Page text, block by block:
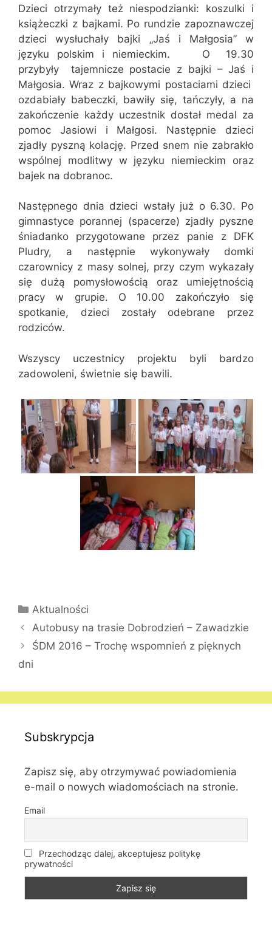
Dzieci otrzymały też niespodzianki: koszulki i
książeczki z bajkami. Po rundzie zapoznawczej
dzieci wysłuchały bajki „Jaś i Małgosia” w
języku polskim i niemieckim. O 19.30
przybyły tajemnicze postacie z bajki – Jaś i
Małgosia. Wraz z bajkowymi postaciami dzieci
ozdabiały babeczki, bawiły się, tańczyły, a na
zakończenie każdy uczestnik dostał medal za
pomoc Jasiowi i Małgosi. Następnie dzieci
zjadły pyszną kolację. Przed snem nie zabrakło
wspólnej modlitwy w języku niemieckim oraz
bajek na dobranoc.
Następnego dnia dzieci wstały już o 6.30. Po
gimnastyce porannej (spacerze) zjadły pyszne
śniadanko przygotowane przez panie z DFK
Pludry, a następnie wykonywały domki
czarownicy z masy solnej, przy czym wykazały
się dużą pomysłowością oraz umiejętnością
pracy w grupie. O 10.00 zakończyło się
spotkanie, dzieci zostały odebrane przez
rodziców.
Wszyscy uczestnicy projektu byli bardzo
zadowoleni, świetnie się bawili.
Kategorie
Aktualności
Autobusy na trasie Dobrodzień – Zawadzkie
ŚDM 2016 – Trochę wspomnień z pięknych
dni
Subskrypcja
Zapisz się, aby otrzymywać powiadomienia
e-mail o nowych wiadomościach na stronie.
Email
Przechodząc dalej, akceptujesz politykę
prywatności